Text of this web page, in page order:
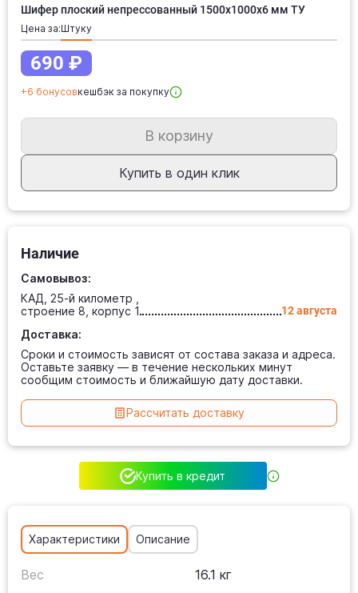
Шифер плоский непрессованный 1500х1000х6 мм ТУ
Цена за: штуку
690 ₽
+6 бонусовкешбэк за покупку
В корзину
Купить в один клик
Наличие
Самовывоз:
КАД, 25-й километр ,
строение 8, корпус 1
12 августа
Доставка:
Сроки и стоимость зависят от состава заказа и адреса.
Оставьте заявку — в течение нескольких минут
сообщим стоимость и ближайшую дату доставки.
Рассчитать доставку
Купить в кредит
Характеристики Описание
Вес
16.1 кг